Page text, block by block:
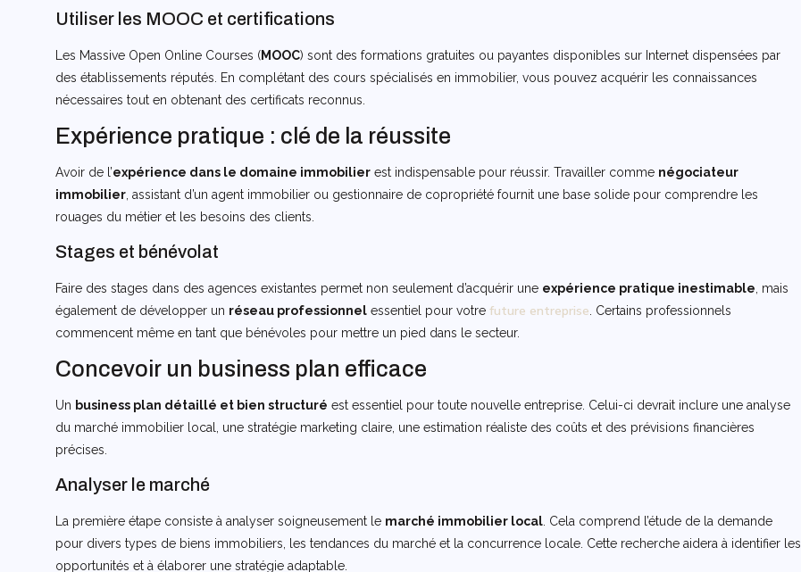
Utiliser les MOOC et certifications
Les Massive Open Online Courses (MOOC) sont des formations gratuites ou payantes disponibles sur Internet dispensées par
des établissements réputés. En complétant des cours spécialisés en immobilier, vous pouvez acquérir les connaissances
nécessaires tout en obtenant des certificats reconnus.
Expérience pratique : clé de la réussite
Avoir de l’expérience dans le domaine immobilier est indispensable pour réussir. Travailler comme négociateur
immobilier , assistant d’un agent immobilier ou gestionnaire de copropriété fournit une base solide pour comprendre les
rouages du métier et les besoins des clients.
Stages et bénévolat
Faire des stages dans des agences existantes permet non seulement d’acquérir une expérience pratique inestimable , mais
également de développer un réseau professionnel essentiel pour votre future entreprise . Certains professionnels
commencent même en tant que bénévoles pour mettre un pied dans le secteur.
Concevoir un business plan efficace
Un business plan détaillé et bien structuré est essentiel pour toute nouvelle entreprise. Celui-ci devrait inclure une analyse
du marché immobilier local, une stratégie marketing claire, une estimation réaliste des coûts et des prévisions financières
précises.
Analyser le marché
La première étape consiste à analyser soigneusement le marché immobilier local . Cela comprend l’étude de la demande
pour divers types de biens immobiliers, les tendances du marché et la concurrence locale. Cette recherche aidera à identifier les
opportunités et à élaborer une stratégie adaptable.